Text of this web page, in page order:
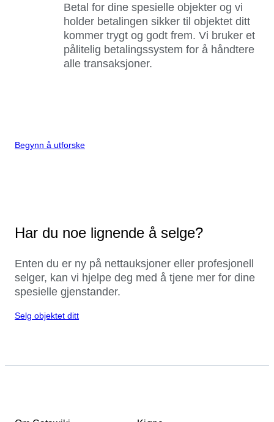
Betal for dine spesielle objekter og vi
holder betalingen sikker til objektet ditt
kommer trygt og godt frem. Vi bruker et
pålitelig betalingssystem for å håndtere
alle transaksjoner.
Begynn å utforske
Har du noe lignende å selge?
Enten du er ny på nettauksjoner eller profesjonell
selger, kan vi hjelpe deg med å tjene mer for dine
spesielle gjenstander.
Selg objektet ditt